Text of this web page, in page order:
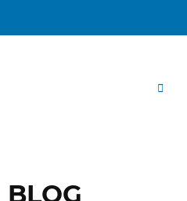
BLOG